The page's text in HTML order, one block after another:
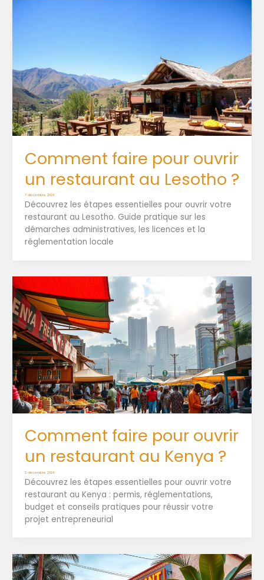
Comment faire pour ouvrir
un restaurant au Lesotho ?
7 décembre 2024
Découvrez les étapes essentielles pour ouvrir votre
restaurant au Lesotho. Guide pratique sur les
démarches administratives, les licences et la
réglementation locale
Comment faire pour ouvrir
un restaurant au Kenya ?
2 décembre 2024
Découvrez les étapes essentielles pour ouvrir votre
restaurant au Kenya : permis, réglementations,
budget et conseils pratiques pour réussir votre
projet entrepreneurial